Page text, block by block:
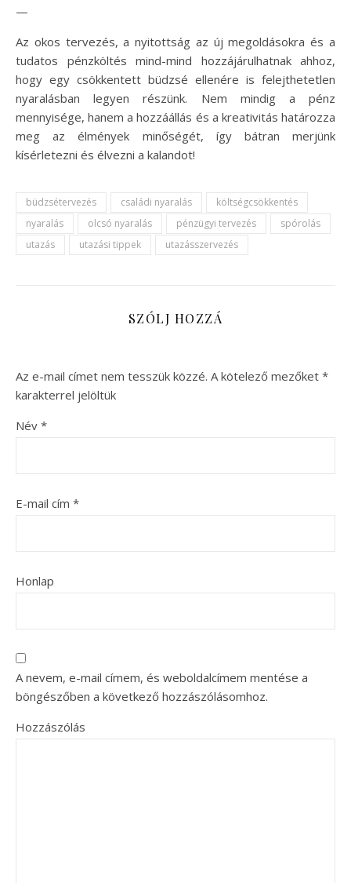
—
Az okos tervezés, a nyitottság az új megoldásokra és a
tudatos pénzköltés mind-mind hozzájárulhatnak ahhoz,
hogy egy csökkentett büdzsé ellenére is felejthetetlen
nyaralásban legyen részünk. Nem mindig a pénz
mennyisége, hanem a hozzáállás és a kreativitás határozza
meg az élmények minőségét, így bátran merjünk
kísérletezni és élvezni a kalandot!
büdzsétervezés családi nyaralás
költségcsökkentés
nyaralás
olcsó nyaralás pénzügyi tervezés
spórolás
utazás
utazási tippek utazásszervezés
SZÓLJ HOZZÁ
Az e-mail címet nem tesszük közzé. A kötelező mezőket *
karakterrel jelöltük
Név *
E-mail cím *
Honlap
A nevem, e-mail címem, és weboldalcímem mentése a
böngészőben a következő hozzászólásomhoz.
Hozzászólás